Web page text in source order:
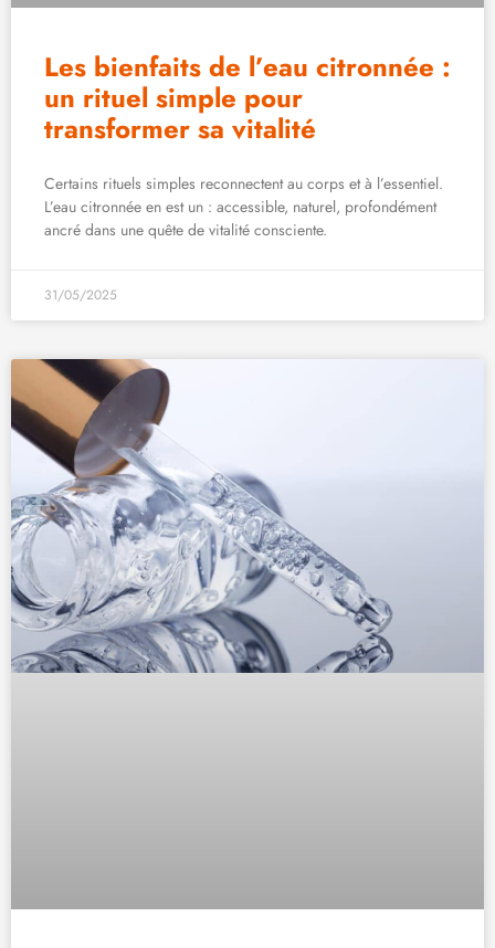
Les bienfaits de l’eau citronnée :
un rituel simple pour
transformer sa vitalité
Certains rituels simples reconnectent au corps et à l’essentiel.
L’eau citronnée en est un : accessible, naturel, profondément
ancré dans une quête de vitalité consciente.
31/05/2025